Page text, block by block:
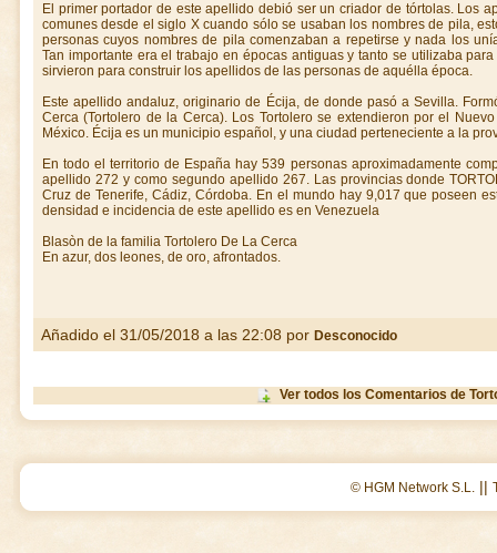
El primer portador de este apellido debió ser un criador de tórtolas. Los
comunes desde el siglo X cuando sólo se usaban los nombres de pila,
personas cuyos nombres de pila comenzaban a repetirse y nada los
Tan importante era el trabajo en épocas antiguas y tanto se utilizaba
sirvieron para construir los apellidos de las personas de aquélla época.
Este apellido andaluz, originario de Écija, de donde pasó a Sevilla.
Cerca (Tortolero de la Cerca). Los Tortolero se extendieron por el
México. Écija es un municipio español, y una ciudad perteneciente a la
En todo el territorio de España hay 539 personas aproximadamente
apellido 272 y como segundo apellido 267. Las provincias donde
Cruz de Tenerife, Cádiz, Córdoba. En el mundo hay 9,017 que poseen
densidad e incidencia de este apellido es en Venezuela
Blasòn de la familia Tortolero De La Cerca
En azur, dos leones, de oro, afrontados.
Añadido el 31/05/2018 a las 22:08 por Desconocido
Ver todos los Comentarios de
© HGM Network S.L. ||